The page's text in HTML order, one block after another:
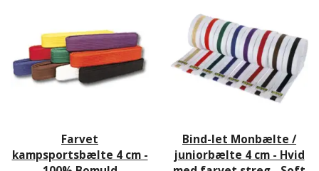
Farvet
kampsportsbælte 4 cm -
Bind-let Monbælte /
juniorbælte 4 cm - Hvid